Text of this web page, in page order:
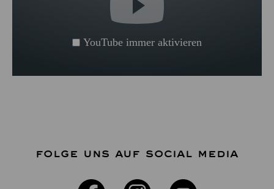
YouTube immer aktivieren
FOLGE UNS AUF SOCIAL MEDIA